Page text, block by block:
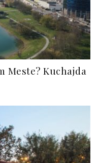
Meste? Kuchajda